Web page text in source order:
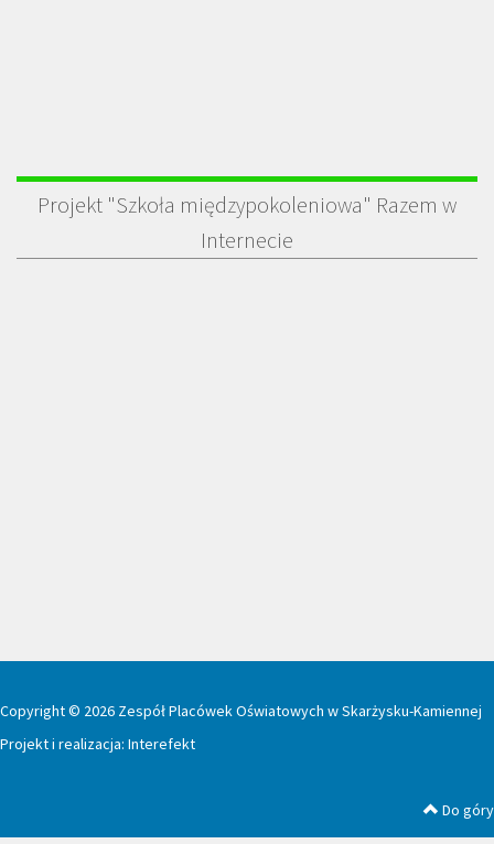
Projekt "Szkoła międzypokoleniowa" Razem w
Internecie
Copyright © 2026 Zespół Placówek Oświatowych w Skarżysku-Kamiennej
Projekt i realizacja: Interefekt
Do góry